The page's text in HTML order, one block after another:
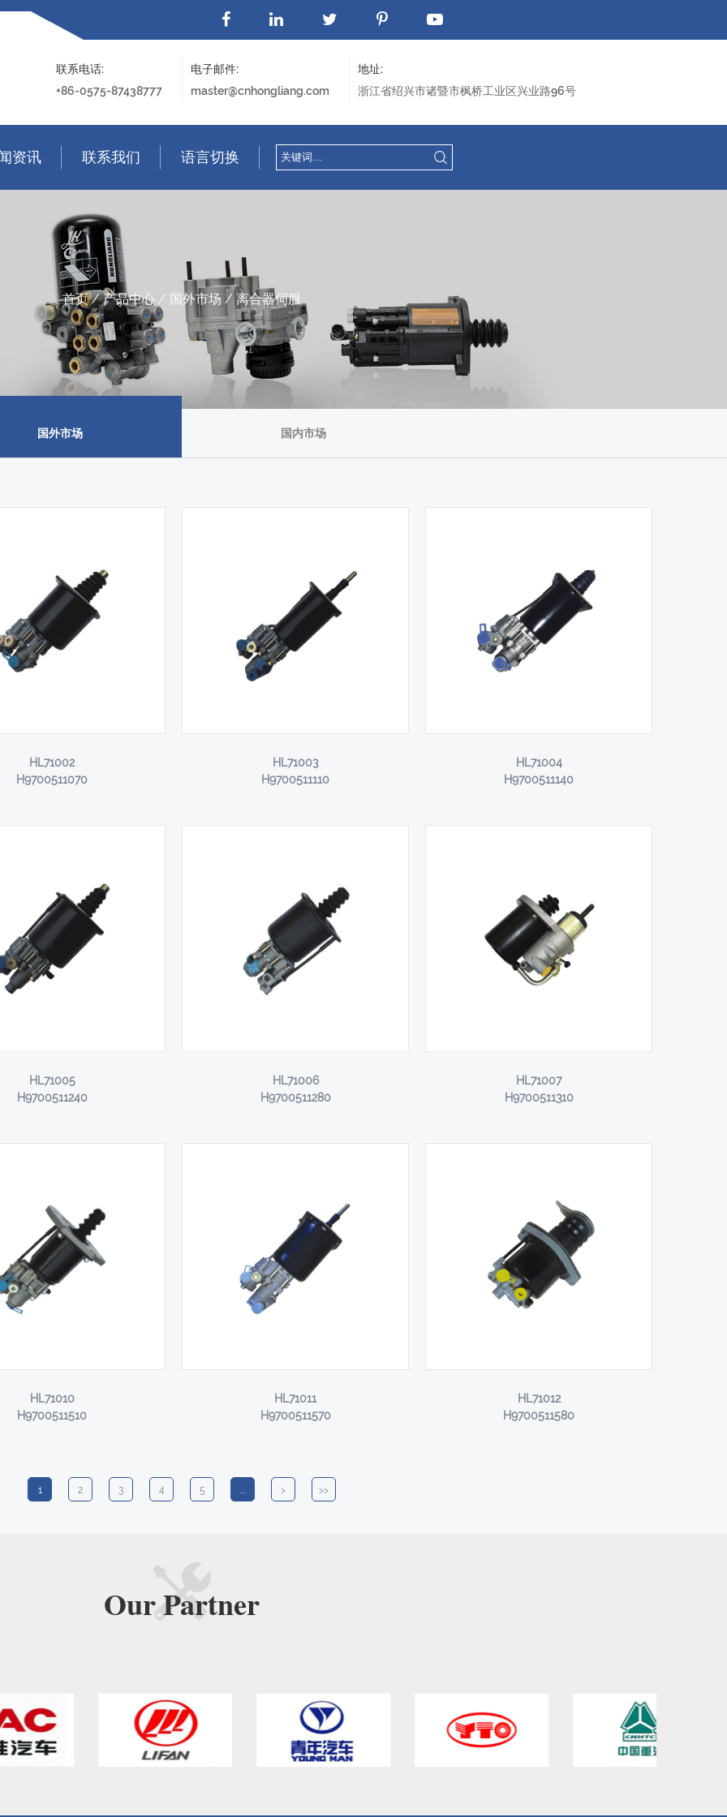
联系电话:
+86-0575-87438777
电子邮件:
master@cnhongliang.com
地址:
浙江省绍兴市诸暨市枫桥工业区兴业路96号
资讯 联系我们 语言切换
首页/产品中心 / 国外市场 /离合器伺服
国外市场 国内市场
HL71002
H9700511070
HL71003
H9700511110
HL71004
H9700511140
HL71005
H9700511240
HL71006
H9700511280
HL71007
H9700511310
HL71010
H9700511510
HL71011
H9700511570
HL71012
H9700511580
1 2 3 4 5 > >>
OurPartner